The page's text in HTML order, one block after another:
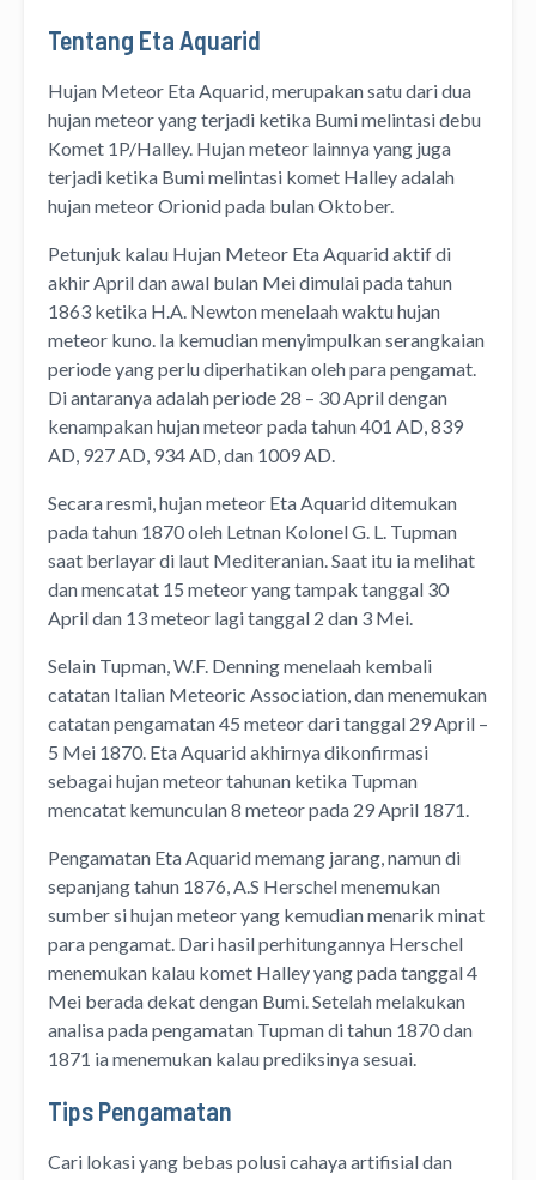
Tentang Eta Aquarid
Hujan Meteor Eta Aquarid, merupakan satu dari dua
hujan meteor yang terjadi ketika Bumi melintasi debu
Komet 1P/Halley. Hujan meteor lainnya yang juga
terjadi ketika Bumi melintasi komet Halley adalah
hujan meteor Orionid pada bulan Oktober.
Petunjuk kalau Hujan Meteor Eta Aquarid aktif di
akhir April dan awal bulan Mei dimulai pada tahun
1863 ketika H.A. Newton menelaah waktu hujan
meteor kuno. Ia kemudian menyimpulkan serangkaian
periode yang perlu diperhatikan oleh para pengamat.
Di antaranya adalah periode 28 – 30 April dengan
kenampakan hujan meteor pada tahun 401 AD, 839
AD, 927 AD, 934 AD, dan 1009 AD.
Secara resmi, hujan meteor Eta Aquarid ditemukan
pada tahun 1870 oleh Letnan Kolonel G. L. Tupman
saat berlayar di laut Mediteranian. Saat itu ia melihat
dan mencatat 15 meteor yang tampak tanggal 30
April dan 13 meteor lagi tanggal 2 dan 3 Mei.
Selain Tupman, W.F. Denning menelaah kembali
catatan Italian Meteoric Association, dan menemukan
catatan pengamatan 45 meteor dari tanggal 29 April –
5 Mei 1870. Eta Aquarid akhirnya dikonfirmasi
sebagai hujan meteor tahunan ketika Tupman
mencatat kemunculan 8 meteor pada 29 April 1871.
Pengamatan Eta Aquarid memang jarang, namun di
sepanjang tahun 1876, A.S Herschel menemukan
sumber si hujan meteor yang kemudian menarik minat
para pengamat. Dari hasil perhitungannya Herschel
menemukan kalau komet Halley yang pada tanggal 4
Mei berada dekat dengan Bumi. Setelah melakukan
analisa pada pengamatan Tupman di tahun 1870 dan
1871 ia menemukan kalau prediksinya sesuai.
Tips Pengamatan
Cari lokasi yang bebas polusi cahaya artifisial dan